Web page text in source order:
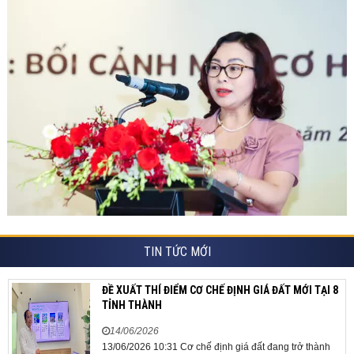
TIN TỨC MỚI
ĐỀ XUẤT THÍ ĐIỂM CƠ CHẾ ĐỊNH GIÁ ĐẤT MỚI TẠI 8
TỈNH THÀNH
14/06/2026
13/06/2026 10:31 Cơ chế định giá đất đang trở thành